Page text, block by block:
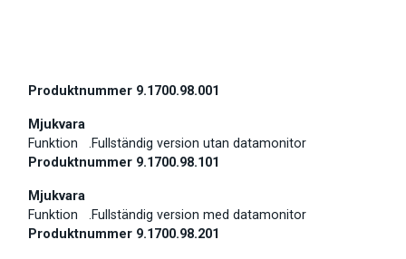
Produktnummer 9.1700.98.001
Mjukvara
Funktion .Fullständig version utan datamonitor
Produktnummer 9.1700.98.101
Mjukvara
Funktion .Fullständig version med datamonitor
Produktnummer 9.1700.98.201